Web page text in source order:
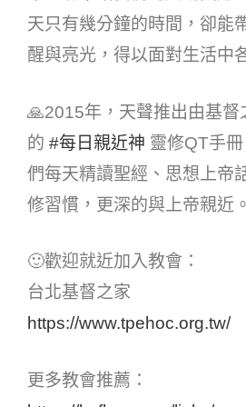
天只有幾分鐘的時間，卻能
醒與亮光，得以面對生活中
🙏2015年，天聲推出由基督
的 #每日親近神​ 靈修QT手
們每天精讀聖經、思想上帝
修習慣，更深的與上帝親近。
🙂歡迎就近加入教會：
台北基督之家
https://www.tpehoc.org.tw/
更多教會推薦：